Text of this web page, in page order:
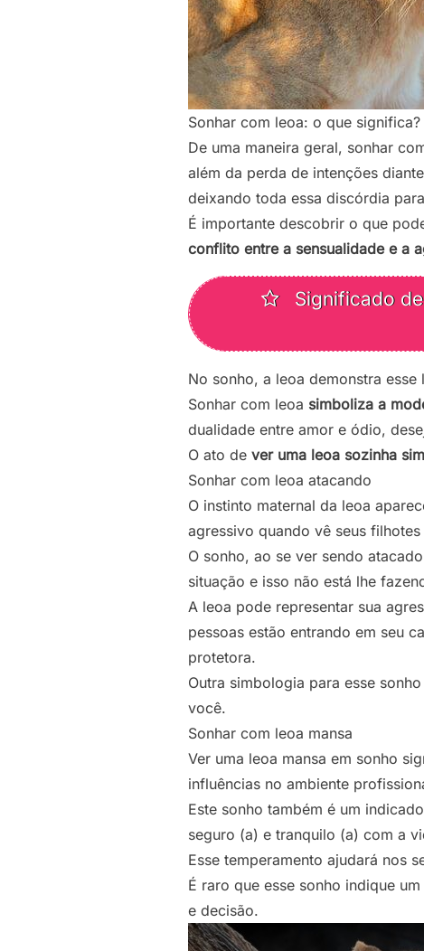
Sonhar com leoa: o que significa?
De uma maneira geral, sonhar
além da perda de intenções
deixando toda essa discórdia
É importante descobrir o que
conflito entre a sensualidade e a
Significado
No sonho, a leoa demonstra
Sonhar com leoa simboliza a
dualidade entre amor e ódio,
O ato de ver uma leoa sozinha
Sonhar com leoa atacando
O instinto maternal da leoa
agressivo quando vê seus
O sonho, ao se ver sendo
situação e isso não está lhe
A leoa pode representar sua
pessoas estão entrando em seu
protetora.
Outra simbologia para esse
você.
Sonhar com leoa mansa
Ver uma leoa mansa em sonho
influências no ambiente
Este sonho também é um
seguro (a) e tranquilo (a) com a
Esse temperamento ajudará nos
É raro que esse sonho indique
e decisão.